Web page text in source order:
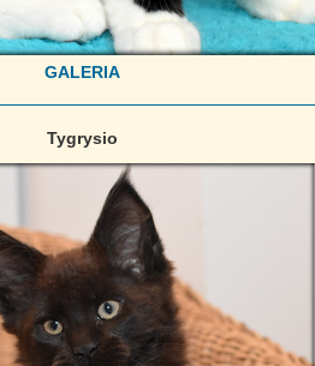
GALERIA
Tygrysio